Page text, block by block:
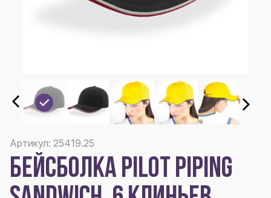
Артикул: 25419.25
БЕЙСБОЛКА PILOT PIPING